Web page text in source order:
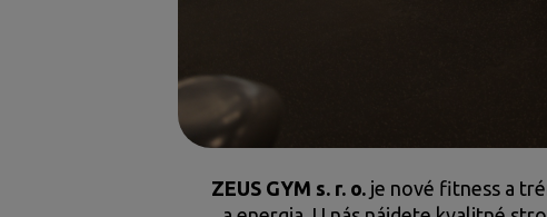
ZEUS GYM s. r. o. je nové fitness a